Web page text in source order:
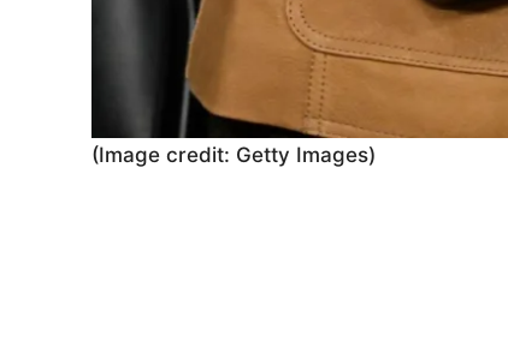
(Image credit: Getty Images)